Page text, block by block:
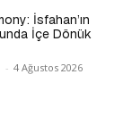
İsfahan’ın
İçe Dönük
- 4 Ağustos 2026